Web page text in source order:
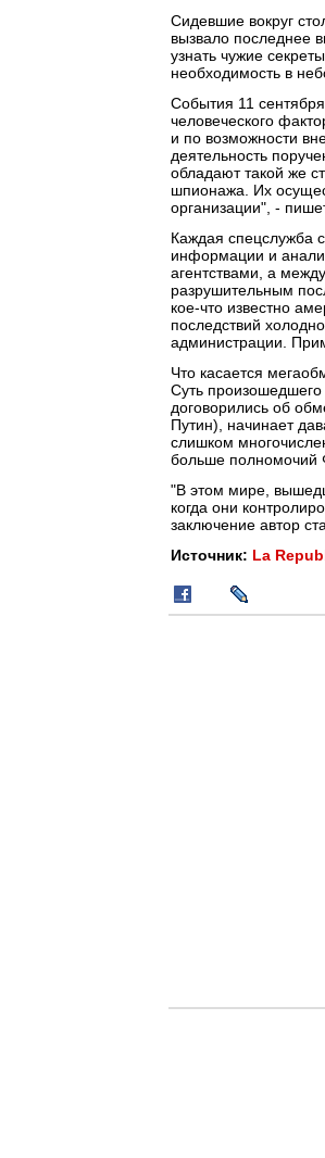
Сидевшие вокруг
вызвало последнее
узнать чужие
необходимость в
События 11
человеческого
и по возможности
деятельность
обладают такой же
шпионажа. Их
организации", -
Каждая спецслужба
информации и
агентствами, а
разрушительным
кое-что известно
последствий
администрации.
Что касается
Суть произошедшего
договорились об
Путин), начинает
слишком
больше полномочий
"В этом мире,
когда они
заключение автор
Источник: La